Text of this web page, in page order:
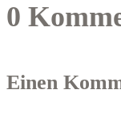
0
Einen